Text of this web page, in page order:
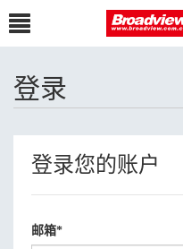
登录
登录您的账户
邮箱*